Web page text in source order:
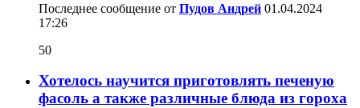
Последнее сообщение от Пудов Андрей 01.04.2024
17:26
50
Хотелось научится приготовлять печеную
фасоль а также различные блюда из гороха